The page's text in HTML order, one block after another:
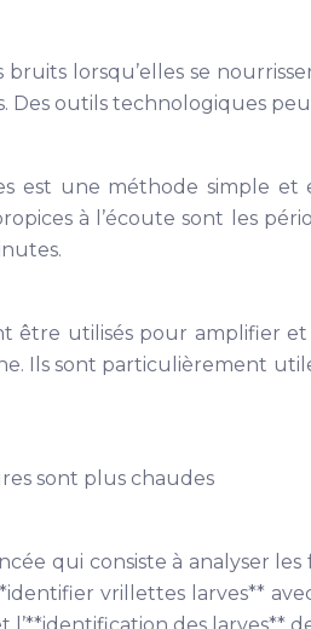
bruits lorsqu’elles se
Des outils technologiques
est une méthode simple
à l’écoute sont les
être utilisés pour amplifier
Ils sont particulièrement
sont plus chaudes
qui consiste à analyser
vrillettes larves**